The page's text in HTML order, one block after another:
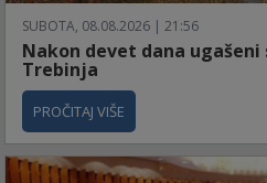
SUBOTA, 08.08.2026 | 21:56
Nakon devet dana
Trebinja
PROČITAJ VIŠE